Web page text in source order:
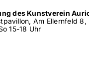
des Kunstverein
Am Ellernfeld
15-18 Uhr